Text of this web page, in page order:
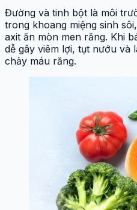
Đường và tinh bột là môi
trong khoang miệng sinh
axit ăn mòn men răng. Khi
dễ gây viêm lợi, tụt nướu và
chảy máu răng.